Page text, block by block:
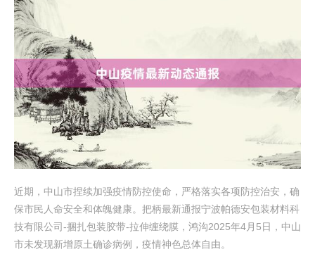
近期，中山市捏续加强疫情防控使命，严格落实各项防控治安，确
保市民人命安全和体魄健康。把柄最新通报宁波帕德安包装材料科
技有限公司-捆扎包装胶带-拉伸缠绕膜，鸿沟2025年4月5日，中山
市未发现新增原土确诊病例，疫情神色总体自由。